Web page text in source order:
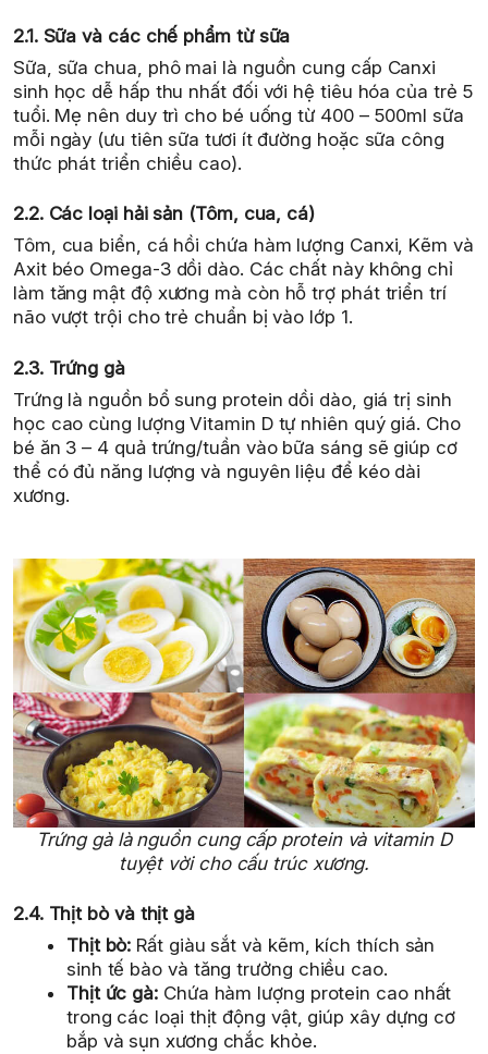
2.1. Sữa và các chế phẩm từ sữa
Sữa, sữa chua, phô mai là nguồn cung cấp Canxi
sinh học dễ hấp thu nhất đối với hệ tiêu hóa của trẻ 5
tuổi. Mẹ nên duy trì cho bé uống từ 400 – 500ml sữa
mỗi ngày (ưu tiên sữa tươi ít đường hoặc sữa công
thức phát triển chiều cao).
2.2. Các loại hải sản (Tôm, cua, cá)
Tôm, cua biển, cá hồi chứa hàm lượng Canxi, Kẽm và
Axit béo Omega-3 dồi dào. Các chất này không chỉ
làm tăng mật độ xương mà còn hỗ trợ phát triển trí
não vượt trội cho trẻ chuẩn bị vào lớp 1.
2.3. Trứng gà
Trứng là nguồn bổ sung protein dồi dào, giá trị sinh
học cao cùng lượng Vitamin D tự nhiên quý giá. Cho
bé ăn 3 – 4 quả trứng/tuần vào bữa sáng sẽ giúp cơ
thể có đủ năng lượng và nguyên liệu để kéo dài
xương.
Trứng gà là nguồn cung cấp protein và vitamin D
tuyệt vời cho cấu trúc xương.
2.4. Thịt bò và thịt gà
Thịt bò: Rất giàu sắt và kẽm, kích thích sản
sinh tế bào và tăng trưởng chiều cao.
Thịt ức gà: Chứa hàm lượng protein cao nhất
trong các loại thịt động vật, giúp xây dựng cơ
bắp và sụn xương chắc khỏe.